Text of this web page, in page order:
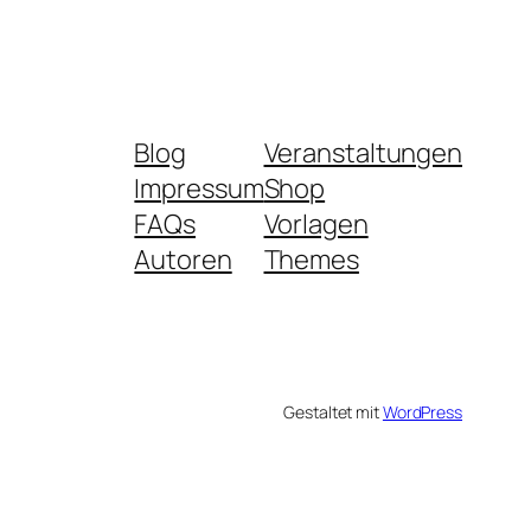
Blog
Impressum
FAQs
Autoren
Veranstaltungen
Shop
Vorlagen
Themes
Gestaltet mitWordPress